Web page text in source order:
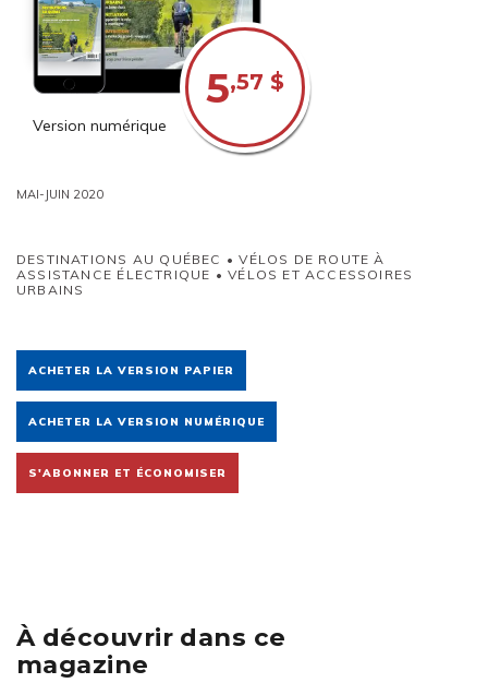
5,57 $
Version numérique
MAI-JUIN 2020
DESTINATIONS AU QUÉBEC • VÉLOS DE ROUTE À
ASSISTANCE ÉLECTRIQUE • VÉLOS ET ACCESSOIRES
URBAINS
ACHETER LA VERSION PAPIER
ACHETER LA VERSION NUMÉRIQUE
S'ABONNER ET ÉCONOMISER
À découvrir dans ce
magazine